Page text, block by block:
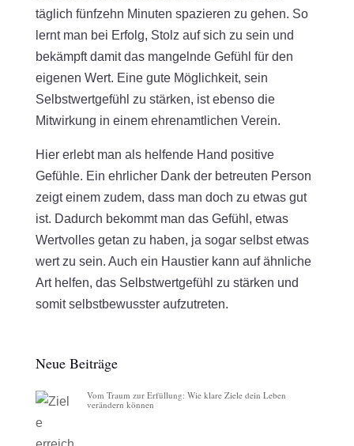
täglich fünfzehn Minuten spazieren zu gehen. So
lernt man bei Erfolg, Stolz auf sich zu sein und
bekämpft damit das mangelnde Gefühl für den
eigenen Wert. Eine gute Möglichkeit, sein
Selbstwertgefühl zu stärken, ist ebenso die
Mitwirkung in einem ehrenamtlichen Verein.
Hier erlebt man als helfende Hand positive
Gefühle. Ein ehrlicher Dank der betreuten Person
zeigt einem zudem, dass man doch zu etwas gut
ist. Dadurch bekommt man das Gefühl, etwas
Wertvolles getan zu haben, ja sogar selbst etwas
wert zu sein. Auch ein Haustier kann auf ähnliche
Art helfen, das Selbstwertgefühl zu stärken und
somit selbstbewusster aufzutreten.
Neue Beiträge
Vom Traum zur Erfüllung: Wie klare Ziele dein Leben
verändern können